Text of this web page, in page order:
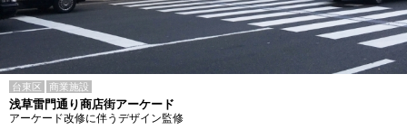
台東区 商業施設
浅草雷門通り商店街アーケード
アーケード改修に伴うデザイン監修